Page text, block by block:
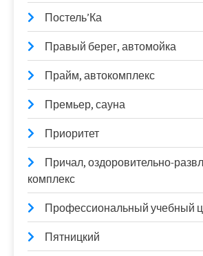
Постель’Ка
Правый берег, автомойка
Прайм, автокомплекс
Премьер, сауна
Приоритет
Причал, оздоровительно-
комплекс
Профессиональный учебный
Пятницкий